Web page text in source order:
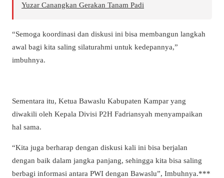
Yuzar Canangkan Gerakan Tanam Padi
“Semoga koordinasi dan diskusi ini bisa membangun langkah
awal bagi kita saling silaturahmi untuk kedepannya,”
imbuhnya.
Sementara itu, Ketua Bawaslu Kabupaten Kampar yang
diwakili oleh Kepala Divisi P2H Fadriansyah menyampaikan
hal sama.
“Kita juga berharap dengan diskusi kali ini bisa berjalan
dengan baik dalam jangka panjang, sehingga kita bisa saling
berbagi informasi antara PWI dengan Bawaslu”, Imbuhnya.***